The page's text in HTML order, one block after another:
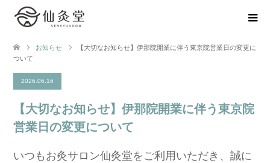
お知らせ
【大切なお知らせ】伊那院開業に伴う東京院営業日の変更に
ついて
2026.06.16
【大切なお知らせ】伊那院開業に伴う東京院
営業日の変更について
いつもお灸サロン仙灸堂をご利用いただき、誠に